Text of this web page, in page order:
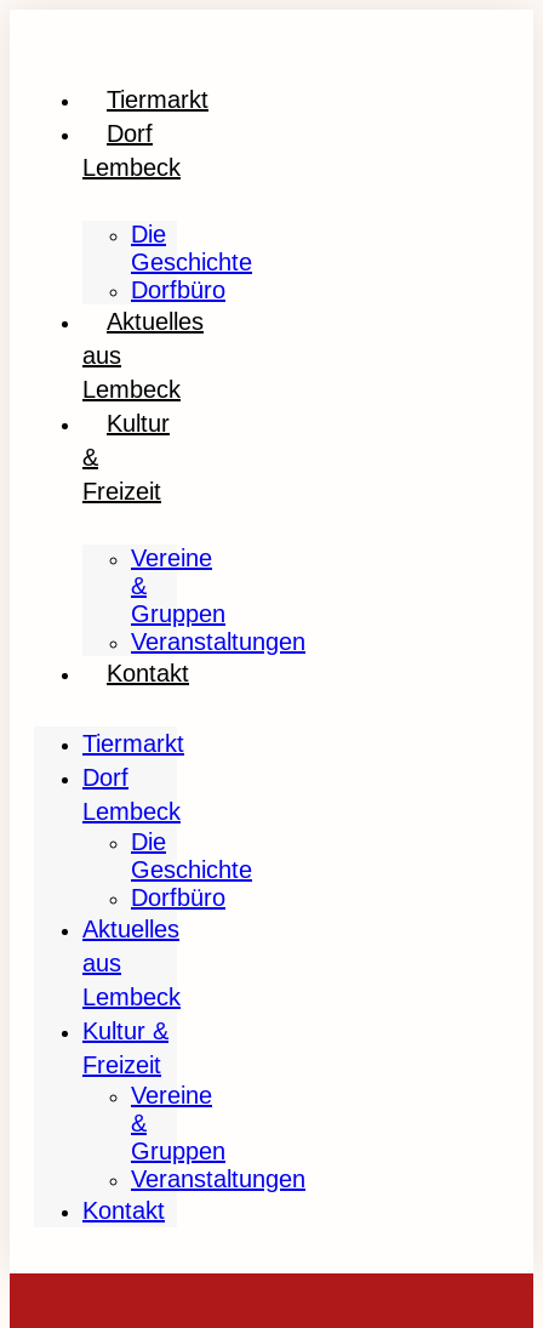
Tiermarkt
Dorf
Lembeck
Die
Geschichte
Dorfbüro
Aktuelles
aus
Lembeck
Kultur
&
Freizeit
Vereine
&
Gruppen
Veranstaltungen
Kontakt
Tiermarkt
Dorf
Lembeck
Die
Geschichte
Dorfbüro
Aktuelles
aus
Lembeck
Kultur &
Freizeit
Vereine
&
Gruppen
Veranstaltungen
Kontakt